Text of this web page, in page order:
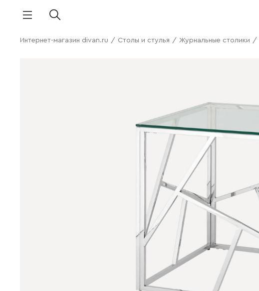
Интернет-магазин divan.ru / Столы и стулья / Журнальные столики /